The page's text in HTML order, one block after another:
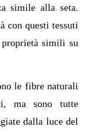
simile alla seta.
con questi tessuti
proprietà simili su
le fibre naturali
ma sono tutte
dalla luce del